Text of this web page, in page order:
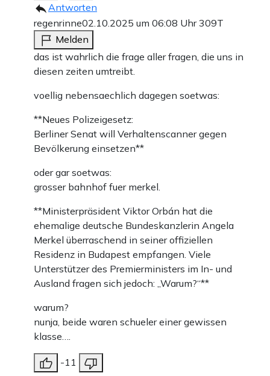
Antworten
regenrinne02.10.2025 um 06:08 Uhr309T
Melden
das ist wahrlich die frage aller fragen, die uns in
diesen zeiten umtreibt.
voellig nebensaechlich dagegen soetwas:
**Neues Polizeigesetz:
Berliner Senat will Verhaltenscanner gegen
Bevölkerung einsetzen**
oder gar soetwas:
grosser bahnhof fuer merkel.
**Ministerpräsident Viktor Orbán hat die
ehemalige deutsche Bundeskanzlerin Angela
Merkel überraschend in seiner offiziellen
Residenz in Budapest empfangen. Viele
Unterstützer des Premierministers im In- und
Ausland fragen sich jedoch: „Warum?“**
warum?
nunja, beide waren schueler einer gewissen
klasse….
-11